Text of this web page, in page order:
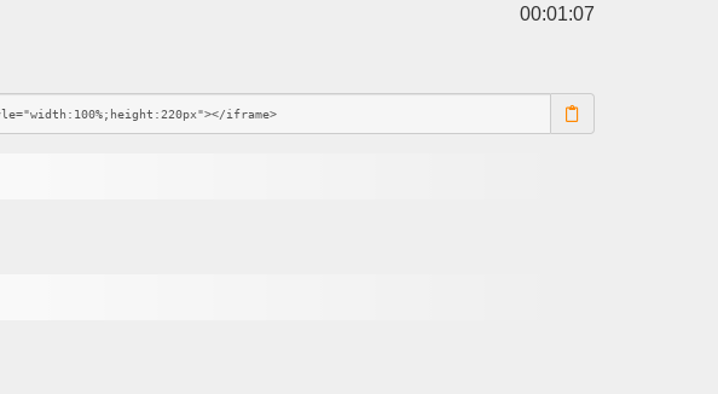
00:01:07